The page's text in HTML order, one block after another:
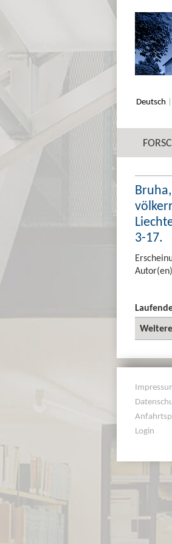
Deutsch
3-17.
Login